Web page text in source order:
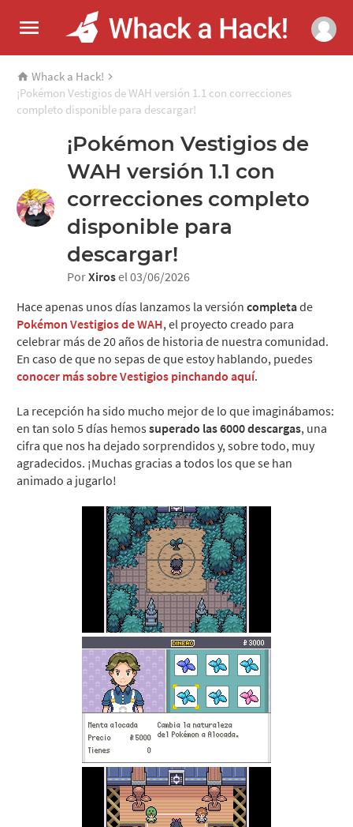
Whack a Hack!
¡Pokémon Vestigios de WAH versión 1.1 con correcciones
completo disponible para descargar!
¡Pokémon Vestigios de
WAH versión 1.1 con
correcciones completo
disponible para
descargar!
PorXirosel 03/06/2026
Hace apenas unos días lanzamos la versión completade
Pokémon Vestigios de WAH, el proyecto creado para
celebrar más de 20 años de historia de nuestra comunidad.
En caso de que no sepas de que estoy hablando, puedes
conocer más sobre Vestigios pinchando aquí.
La recepción ha sido mucho mejor de lo que imaginábamos:
en tan solo 5 días hemos superado las 6000 descargas, una
cifra que nos ha dejado sorprendidos y, sobre todo, muy
agradecidos. ¡Muchas gracias a todos los que se han
animado a jugarlo!